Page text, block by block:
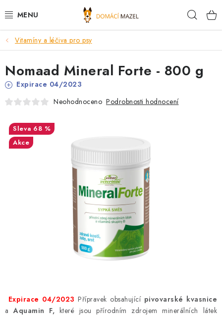
na
DOPORUČUJEME
VÝPRODEJ SKLADU
KONĚ
HODNOCENÍ OBCHODU
Vitamíny a léčiva pro psy
Expirace 04/2023 Přípravek obsahující pivovarské kvasnice
aAquamin F, které jsou přírodním zdrojem minerálních látek
Nomaad Mineral Forte - 800 g
Expirace 04/2023
Neohodnoceno Podrobnosti hodnocení
68 %
Akce